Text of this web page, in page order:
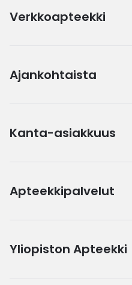
Verkkoapteekki
Ajankohtaista
Kanta-asiakkuus
Apteekkipalvelut
Yliopiston Apteekki